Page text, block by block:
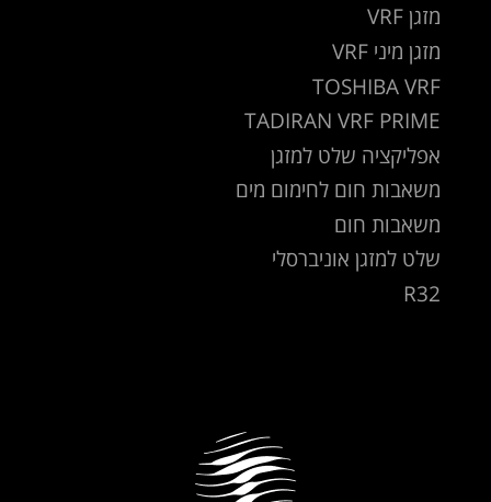
מזגן VRF
מזגן מיני VRF
TOSHIBA VRF
TADIRAN VRF PRIME
אפליקציה שלט למזגן
משאבות חום לחימום מים
משאבות חום
שלט למזגן אוניברסלי
R32